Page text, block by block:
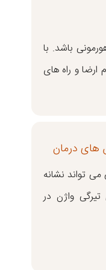
باشد. با
و راه های
های درمان
می تواند نشانه
واژن در